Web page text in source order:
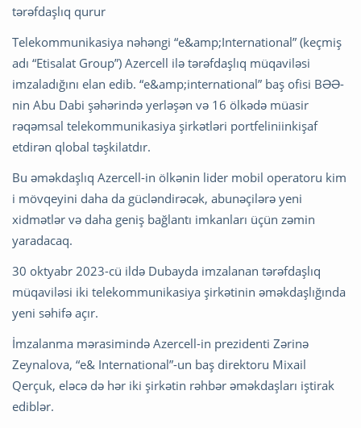
tərəfdaşlıq qurur
Telekommunikasiya nəhəngi “e&amp;International” (keçmiş
adı “Etisalat Group”) Azercell ilə tərəfdaşlıq müqaviləsi
imzaladığını elan edib. “e&amp;international” baş ofisi BƏƏ-
nin Abu Dabi şəhərində yerləşən və 16 ölkədə müasir
rəqəmsal telekommunikasiya şirkətləri portfeliniinkişaf
etdirən qlobal təşkilatdır.
Bu əməkdaşlıq Azercell-in ölkənin lider mobil operatoru kim
i mövqeyini daha da gücləndirəcək, abunəçilərə yeni
xidmətlər və daha geniş bağlantı imkanları üçün zəmin
yaradacaq.
30 oktyabr 2023-cü ildə Dubayda imzalanan tərəfdaşlıq
müqaviləsi iki telekommunikasiya şirkətinin əməkdaşlığında
yeni səhifə açır.
İmzalanma mərasimində Azercell-in prezidenti Zərinə
Zeynalova, “e& International”-un baş direktoru Mixail
Qerçuk, eləcə də hər iki şirkətin rəhbər əməkdaşları iştirak
ediblər.